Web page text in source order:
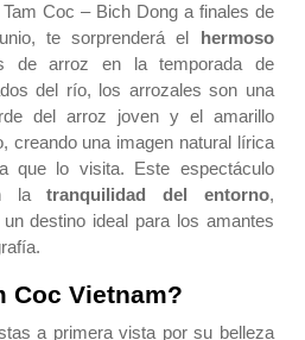
Coc – Bich Dong a finales de
te sorprenderá el hermoso
de arroz en la temporada de
del río, los arrozales son una
del arroz joven y el amarillo
creando una imagen natural lírica
que lo visita. Este espectáculo
latranquilidad del entorno,
destino ideal para los amantes
Coc Vietnam?
a primera vista por su belleza